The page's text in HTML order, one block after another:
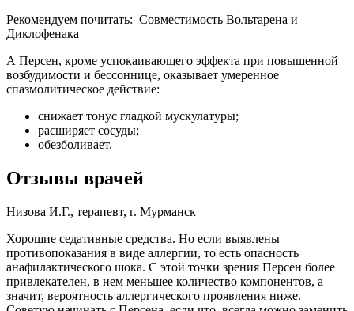
Рекомендуем почитать: Совместимость Вольтарена и
Диклофенака
А Персен, кроме успокаивающего эффекта при повышенной
возбудимости и бессоннице, оказывает умеренное
спазмолитическое действие:
снижает тонус гладкой мускулатуры;
расширяет сосуды;
обезболивает.
Отзывы врачей
Низова И.Г., терапевт, г. Мурманск
Хорошие седативные средства. Но если выявлены
противопоказания в виде аллергии, то есть опасность
анафилактического шока. С этой точки зрения Персен более
привлекателен, в нем меньшее количество компонентов, а
значит, вероятность аллергического проявления ниже.